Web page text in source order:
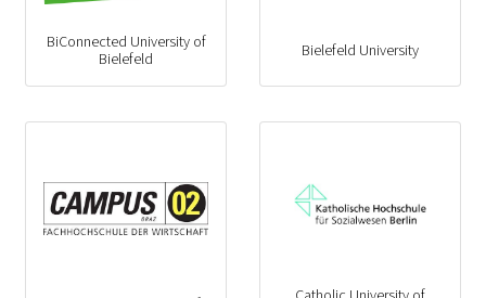
BiConnected University of
Bielefeld
Bielefeld University